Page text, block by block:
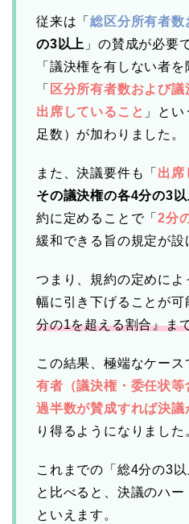
従来は「総区分所有者
の3以上 」の賛成が必要
「議決権を有しない者を
「 区分所有者数および
出席していること 」と
足数）が加わりました。
また、決議要件も「 出席
その議決権の各4分の3以
約に定めることで「2分
緩和できる旨の規定が設
つまり、規約の定めに
幅に引き下げることが可
分の1を超える割合』ま
この結果、極端なケース
有者（議決権・委任状
過半数が賛成すれば決議
り得るようになりました
これまでの「総4分の3
と比べると、決議のハ
といえます。